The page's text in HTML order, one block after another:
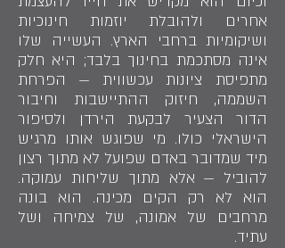
אחרים ולהובלת יוזמות חינוכיות
ושיקומיות ברחבי הארץ. העשייה שלו
אינה מסתכמת בחינוך בלבד; היא חלק
מתפיסת ציונות עכשווית — הפרחת
השממה, חיזוק ההתיישבות וחיבור
הדור הצעיר לבקעת הירדן ולסיפור
הישראלי כולו. מי שפוגש אותו מרגיש
מיד שמדובר באדם שפועל לא מתוך רצון
להוביל — אלא מתוך שליחות עמוקה.
הוא לא רק הקים מכינה. הוא בונה
מרחבים של אמונה, של צמיחה ושל
עתיד.